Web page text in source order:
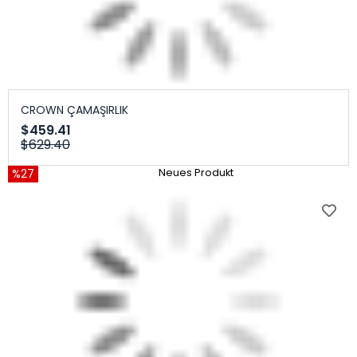
CROWN ÇAMAŞIRLIK
$459.41
$629.40
%27 Neues Produkt